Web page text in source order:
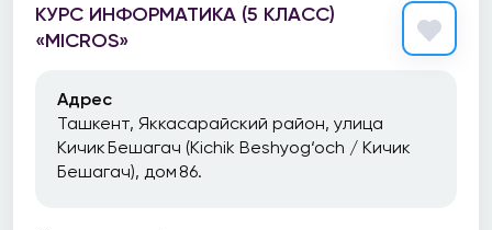
КУРС ИНФОРМАТИКА (5 КЛАСС)
«MICROS»
Адрес
Ташкент, Яккасарайский район, улица
Кичик Бешагач (Kichik Beshyog‘och / Кичик
Бешагач), дом 86.